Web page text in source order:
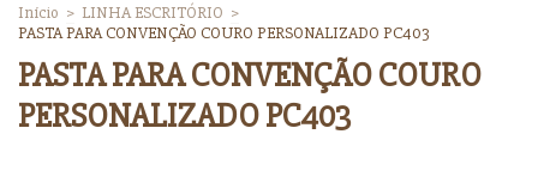
Início > LINHA ESCRITÓRIO >
PASTA PARA CONVENÇÃO COURO PERSONALIZADO PC403
PASTA PARA CONVENÇÃO COURO
PERSONALIZADO PC403